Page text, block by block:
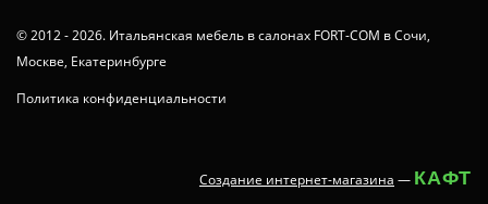
© 2012 - 2026. Итальянская мебель в салонах FORT-COM в Сочи,
Москве, Екатеринбурге
Политика конфиденциальности
Создание интернет-магазина — КАФТ